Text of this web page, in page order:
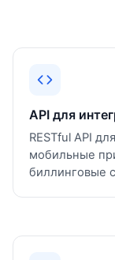
API для
RESTful API
мобильные
биллинговые